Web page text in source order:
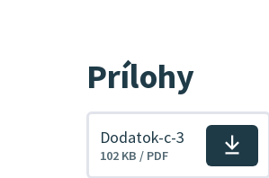
Prílohy
Stiahnuť
Dodatok-c-3
102 KB / PDF